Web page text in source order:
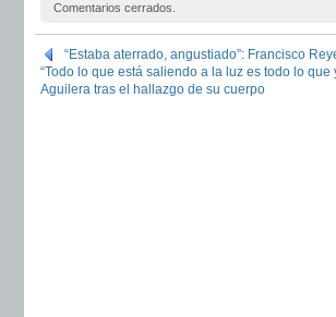
Comentarios cerrados.
“Estaba aterrado, angustiado”: Francisco
“Todo lo que está saliendo a la luz es todo lo
Aguilera tras el hallazgo de su cuerpo